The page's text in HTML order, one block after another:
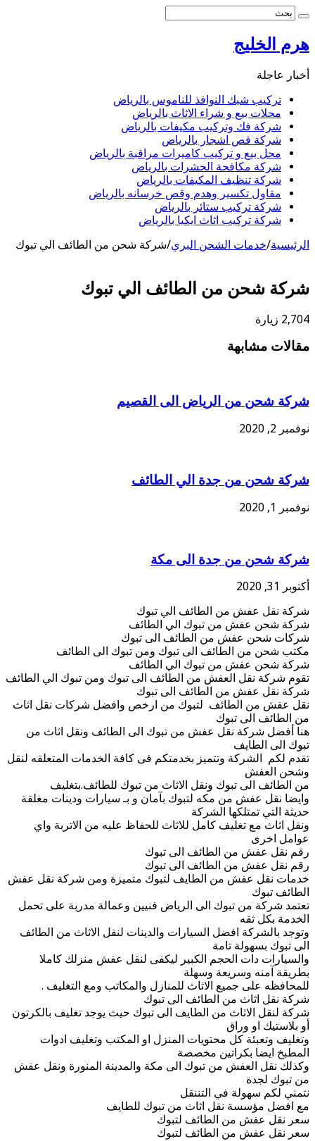
هرم الخليج
أخبار عاجلة
تركيب شبك النوافذ للناموس بالرياض
محلات بيع و شراء الاثاث بالرياض
شركة فك وتركيب مكيفات بالرياض
شركة قص اشجار بالرياض
محل بيع و تركيب كاميرات مراقبة بالرياض
شركة مكافحة الحشرات بالرياض
شركة تنظيف المكيفات بالرياض
مقاول تكسير وهدم وقص خرسانه بالرياض
شركة تركيب ستائر بالرياض
شركة تركيب اثاث ايكيا بالرياض
الرئيسية/خدمات الشحن البري/شركة شحن من الطائف الي تبوك
شركة شحن من الطائف الي تبوك
2,704 زيارة
مقالات مشابهة
شركة شحن من الرياض الى القصيم
نوفمبر 2, 2020
شركة شحن من جدة الي الطائف
نوفمبر 1, 2020
شركة شحن من جدة الى مكة
أكتوبر 31, 2020
شركة نقل عفش من الطائف الي تبوك
شركة شحن عفش من تبوك الي الطائف
شركات شحن عفش من الطائف الى تبوك
مكتب شحن من الطائف الى تبوك ومن تبوك الى الطائف
شركة شحن عفش من تبوك الي الطائف
تقوم شركة نقل العفش من الطائف الى تبوك ومن تبوك الي الطائف
شركة نقل عفش من الطائف الى تبوك
نقل عفش من الطائف لتبوك من ارخص وافضل شركات نقل اثاث
من الطائف الى تبوك
هنا أفضل شركة نقل عفش من تبوك الى الطائف ونقل اثاث من
تبوك الى الطايف
تقدم لكم الشركة وتتميز بخدمتكم فى كافة الخدمات المتعلقه لنقل
وشحن العفش
من الطائف الى تبوك ونقل الاثاث من تبوك للطائف.بتغليف
وايضا نقل عفش من مكه لتبوك بآمان و بـ سيارات ودينات مغلقة
حديثة التي تمتلكها الشركة
ونقل اثاث مع تغليف كامل للاثاث للحفاظ عليه من الاتربة واي
عوامل اخرى
رقم نقل عفش من الطائف الى تبوك
رقم نقل عفش من الطائف الى تبوك
خدمات نقل عفش من الطايف لتبوك متميزة ومن شركة نقل عفش
الطائف تبوك
تعتمد شركة من تبوك الى الرياض فنيين وعمالة مدربة على تحمل
الخدمة بكل ثقه
وتوجد بالشركة افضل السيارات والدينات لنقل الاثاث من الطائف
الى تبوك بسهولة تامة
والسيارات دات الحجم الكبير ليكفى لنقل عفش منزلك كاملا
بطريقة آمنه وسريعة وسهلة
للمحافظه على جميع الاثاث للمنازل والمكاتب ومع التغليف .
شركة نقل اثاث من الطائف الى تبوك
شركة لنقل الاثاث من الطايف الى تبوك حيث يوجد تغليف بالكرتون
أو بلاستيك او وراق
وتغليف وتعبئة كل محتويات المنزل او المكتب وتغليف ادوات
المطبخ ايضا بكراتين مخصصة
وكذلك نقل العفش من تبوك الى مكة والمدينة المنورة ونقل عفش
من تبوك لجدة
نتمني لكم سهولة في التننقل
مع افضل مؤسسة نقل اثاث من تبوك للطايف
سعر نقل عفش من الطائف لتبوك
سعر نقل عفش من الطائف لتبوك